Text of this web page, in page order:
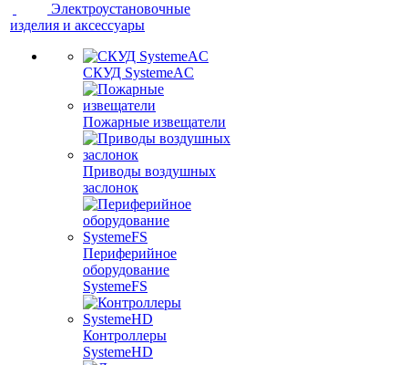
Электроустановочные
изделия и аксессуары
СКУД SystemeAC
Пожарные извещатели
Приводы воздушных
заслонок
Периферийное
оборудование
SystemeFS
Контроллеры
SystemeHD